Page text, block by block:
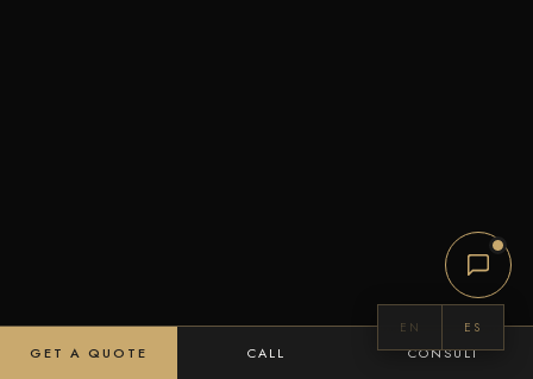
EN ES
GET A QUOTE CALL CONSULT